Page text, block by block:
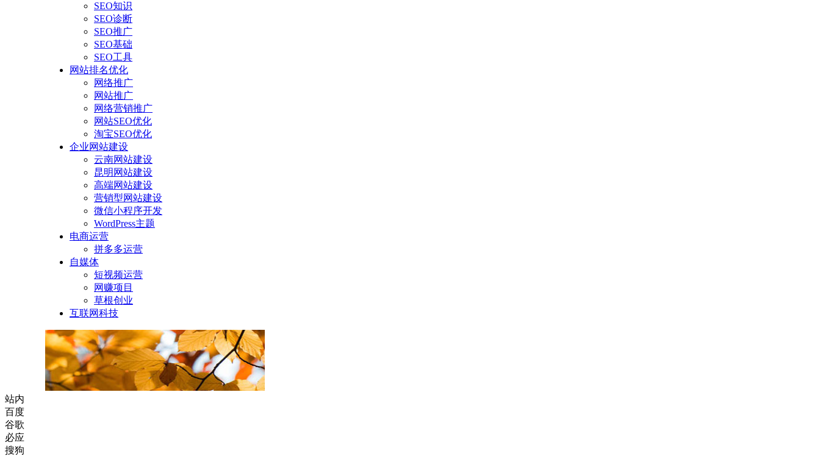
SEO知识
SEO诊断
SEO推广
SEO基础
SEO工具
网站排名优化
网络推广
网站推广
网络营销推广
网站SEO优化
淘宝SEO优化
企业网站建设
云南网站建设
昆明网站建设
高端网站建设
营销型网站建设
微信小程序开发
WordPress主题
电商运营
拼多多运营
自媒体
短视频运营
网赚项目
草根创业
互联网科技
站内
百度
谷歌
必应
搜狗